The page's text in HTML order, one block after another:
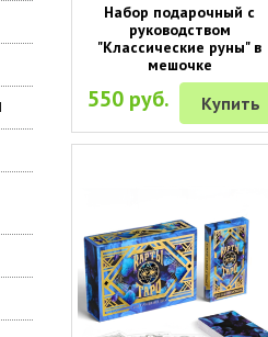
Набор подарочный с
руководством
"Классические руны" в
мешочке
550 руб. Купить